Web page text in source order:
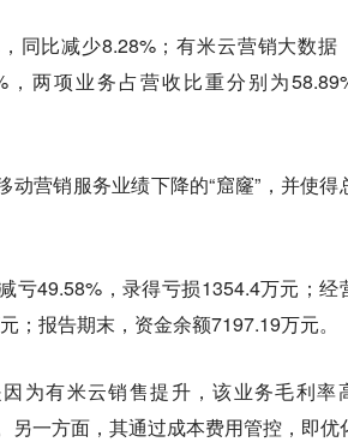
同比减少8.28%；有米云营销大数据
，两项业务占营收比重分别为
营销服务业绩下降的“窟窿”，并使得
亏49.58%，录得亏损1354.4万元；经
报告期末，资金余额7197.19万元。
为有米云销售提升，该业务毛利率
一方面，其通过成本费用管控，即优